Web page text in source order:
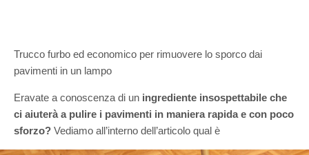
Trucco furbo ed economico per rimuovere lo sporco dai
pavimenti in un lampo
Eravate a conoscenza di un ingrediente insospettabile che
ci aiuterà a pulire i pavimenti in maniera rapida e con poco
sforzo? Vediamo all’interno dell’articolo qual è